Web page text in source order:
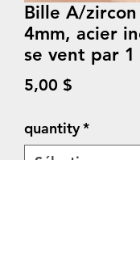
Bille A/
4mm, acier
se vent par 1
5,00 $
quantity*